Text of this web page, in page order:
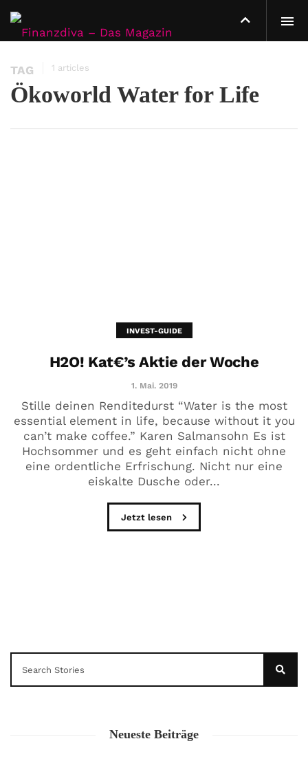
TAG 1 articles
Ökoworld Water for Life
INVEST-GUIDE
H2O! Kat€’s Aktie der Woche
1. Mai. 2019
Stille deinen Renditedurst “Water is the most
essential element in life, because without it you
can’t make coffee.” Karen Salmansohn Es ist
Hochsommer und es geht einfach nicht ohne
eine ordentliche Erfrischung. Nicht nur eine
eiskalte Dusche oder...
Jetzt lesen
Neueste Beiträge